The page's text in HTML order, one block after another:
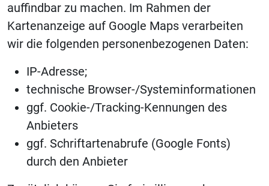
auffindbar zu machen. Im Rahmen der
Kartenanzeige auf Google Maps verarbeiten
wir die folgenden personenbezogenen Daten:
IP-Adresse;
technische Browser-/Systeminformationen
ggf. Cookie-/Tracking-Kennungen des
Anbieters
ggf. Schriftartenabrufe (Google Fonts)
durch den Anbieter